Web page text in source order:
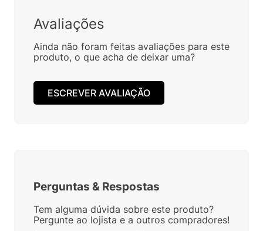
Avaliações
Ainda não foram feitas avaliações para este
produto, o que acha de deixar uma?
ESCREVER AVALIAÇÃO
Perguntas & Respostas
Tem alguma dúvida sobre este produto?
Pergunte ao lojista e a outros compradores!